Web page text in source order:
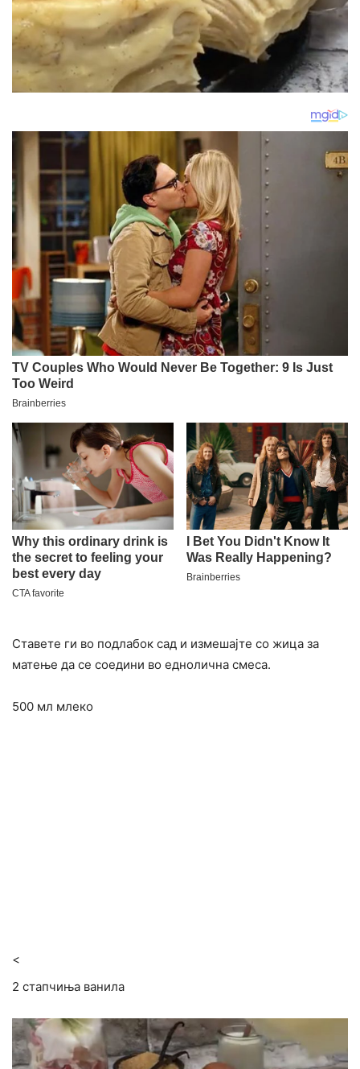
Ставете ги во подлабок сад и измешајте со жица за
матење да се соедини во еднолична смеса.
500 мл млеко
<
2 стапчиња ванила